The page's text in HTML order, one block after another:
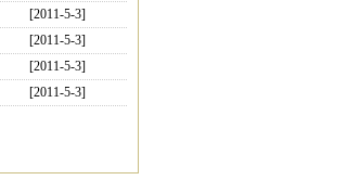
[2011-5-3]
[2011-5-3]
[2011-5-3]
[2011-5-3]